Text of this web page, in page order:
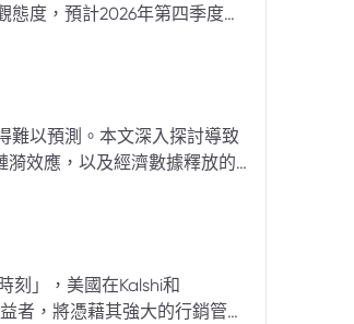
度，預計2026年第四季度布
酋的產量提升，加上需求端
和市場已存在的供過於求而
可能觸及140美元。相對地，
，2027年則可能降至每桶60
難以預測。本文深入探討導致
效應，以及經濟數據釋放的
括：先前「逢低買入」策略
刻」，美國在Kalshi和
者，將憑藉其強大的行銷管